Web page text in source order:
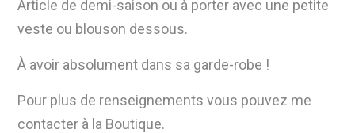
Article de demi-saison ou à porter avec une petite
veste ou blouson dessous.
À avoir absolument dans sa garde-robe !
Pour plus de renseignements vous pouvez me
contacter à la Boutique.